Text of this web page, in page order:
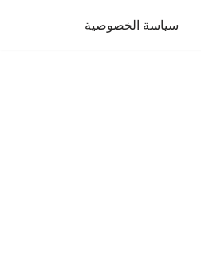
سياسة الخصوصية